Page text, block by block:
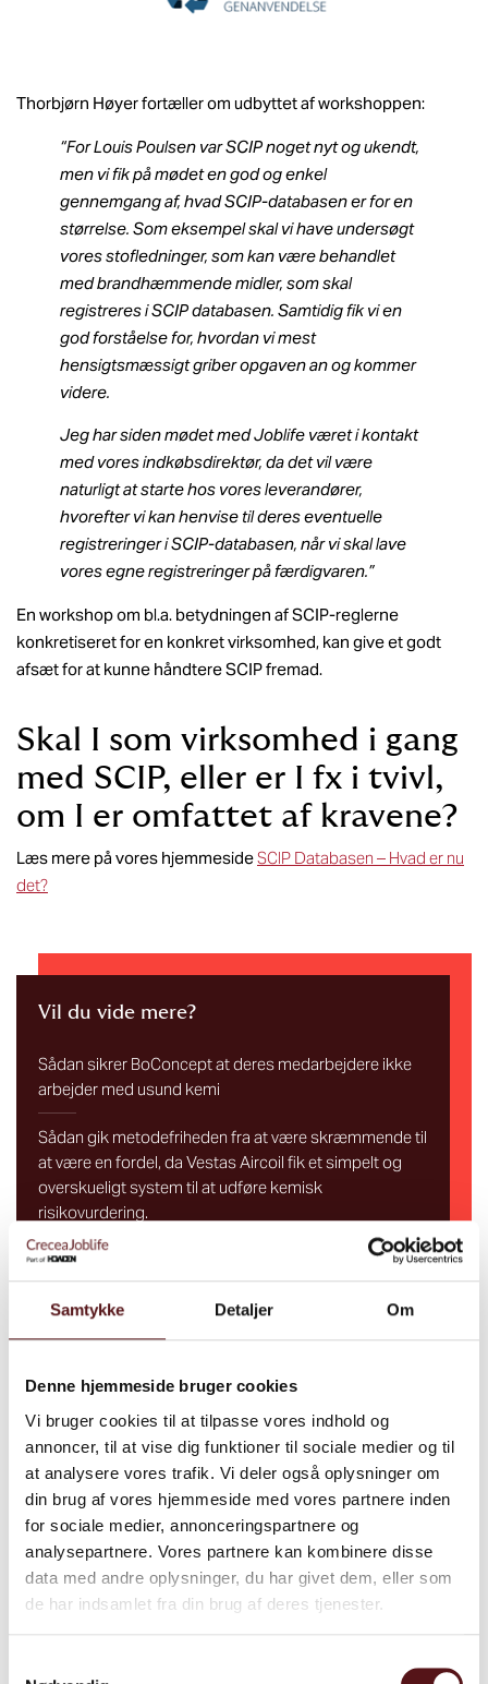
Samtykke Detaljer Om
Denne hjemmeside bruger cookies
Vi bruger cookies til at tilpasse vores indhold og
annoncer, til at vise dig funktioner til sociale medier og til
at analysere vores trafik. Vi deler også oplysninger om
din brug af vores hjemmeside med vores partnere inden
for sociale medier, annonceringspartnere og
analysepartnere. Vores partnere kan kombinere disse
data med andre oplysninger, du har givet dem, eller som
de har indsamlet fra din brug af deres tjenester.
Thorbjørn Høyer fortæller om udbyttet af workshoppen:
“For Louis Poulsen var SCIP noget nyt og ukendt,
men vi fik på mødet en god og enkel
gennemgang af, hvad SCIP-databasen er for en
størrelse. Som eksempel skal vi have undersøgt
vores stofledninger, som kan være behandlet
med brandhæmmende midler, som skal
registreres i SCIP databasen. Samtidig fik vi en
god forståelse for, hvordan vi mest
hensigtsmæssigt griber opgaven an og kommer
videre.
Jeg har siden mødet med Joblife været i kontakt
med vores indkøbsdirektør, da det vil være
naturligt at starte hos vores leverandører,
hvorefter vi kan henvise til deres eventuelle
registreringer i SCIP-databasen, når vi skal lave
vores egne registreringer på færdigvaren.”
En workshop om bl.a. betydningen af SCIP-reglerne
konkretiseret for en konkret virksomhed, kan give et godt
afsæt for at kunne håndtere SCIP fremad.
Skal I som virksomhed i gang
med SCIP, eller er I fx i tvivl,
om I er omfattet af kravene?
Læs mere på vores hjemmesideSCIP Databasen – Hvad er nu
det?
Vil du vide mere?
Sådan sikrer BoConcept at deres medarbejdere ikke
arbejder med usund kemi
Sådan gik metodefriheden fra at være skræmmende til
at være en fordel, da Vestas Aircoil fik et simpelt og
overskueligt system til at udføre kemisk
risikovurdering.
Nedbrydningsfirmaet Lægdsgaard ApS har
asbestautorisation i hus
Horsens Ny Teater gør noget ved arbejdsmiljøet